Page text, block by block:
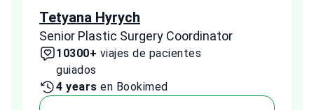
Tetyana Hyrych
Senior Plastic Surgery Coordinator
10300+ viajes de pacientes
guiados
4 years en Bookimed